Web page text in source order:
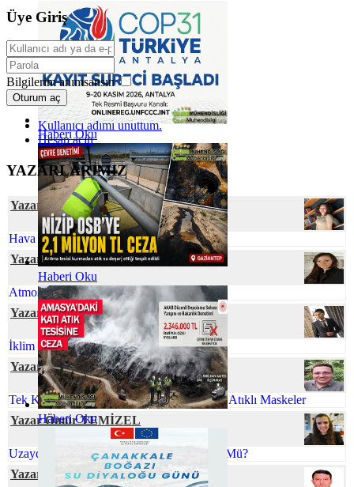
Haberi Oku
Haberi Oku
Haberi Oku
Üye Giriş
Bilgilerim anımsansın
Oturum aç
Kullanıcı adımı unuttum.
Hesap açın
YAZARLARIMIZ
Yazar Senanur ÇEVRE
Hava Kirliliğinin Plasentaya Etkisi
Yazar Dr. Özge SİVRİOĞLU
Atmosferik Kıyamete Hazır Mıyız?
Yazar Cihan YEŞİL
İklim Değişmesine Karşı Talep Hassasiyeti
Yazar Gökhan TUFAN
Tek Kullanımlık Maskeler Yerine Minimum Atıklı Maskeler
Yazar Ömür TEMİZEL
Uzaydaki Atıklarla Başa Çıkmak Mümkün Mü?
Yazar Ferhat ELÇİ